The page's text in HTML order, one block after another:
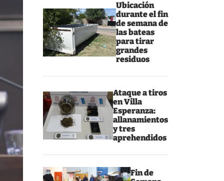
Ubicación
durante el fin
de semana de
las bateas
para tirar
grandes
residuos
Ataque a tiros
en Villa
Esperanza:
allanamientos
y tres
aprehendidos
Fin de